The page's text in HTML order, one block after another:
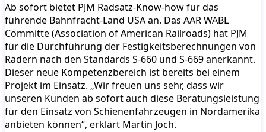
Ab sofort bietet PJM Radsatz-Know-how für das
führende Bahnfracht-Land USA an. Das AAR WABL
Committe (Association of American Railroads) hat PJM
für die Durchführung der Festigkeitsberechnungen von
Rädern nach den Standards S-660 und S-669 anerkannt.
Dieser neue Kompetenzbereich ist bereits bei einem
Projekt im Einsatz. „Wir freuen uns sehr, dass wir
unseren Kunden ab sofort auch diese Beratungsleistung
für den Einsatz von Schienenfahrzeugen in Nordamerika
anbieten können“, erklärt Martin Joch.